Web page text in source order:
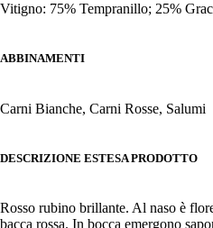
Vitigno: 75% Tempranillo; 25%
ABBINAMENTI
Carni Bianche, Carni Rosse, Salumi
DESCRIZIONE ESTESA PRODOTTO
Rosso rubino brillante. Al naso è
bacca rossa. In bocca emergono